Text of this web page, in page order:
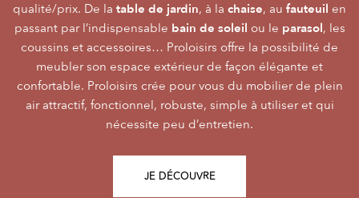
qualité/prix. De la table de jardin, à la chaise, au fauteuil en
passant par l’indispensable bain de soleil ou le parasol, les
coussins et accessoires… Proloisirs offre la possibilité de
meubler son espace extérieur de façon élégante et
confortable. Proloisirs crée pour vous du mobilier de plein
air attractif, fonctionnel, robuste, simple à utiliser et qui
nécessite peu d’entretien.
JE DÉCOUVRE
émotions de la vie. Le mobilier Océo, de par la qualité de
ses différents matériaux et de sa fabrication, se joue des
frontières d’usage. Voir sonextérieurcomme une pièce à
part entière nécessite du style et le soin des détails.
L’illustration Océo passe par la qualité desplateaux
Trespa® qui équipent en exclusivité de nombreusestables
de jardinpour un plaisir d’usage durable.
JE DÉCOUVRE
s’adresse au plus grand nombre.
Le mobilier d’extérieur Alizé apporte un souffle bien
agréable empreint de style, fonctionnalité, facilité
d’utilisation, prix, pour des instantsRepas, Salon,Détente
Alizé est créée pour bien vivre dehors, dans la joie, la
modernité, la simplicité, le plaisir d’être ensemble !
JE DÉCOUVRE